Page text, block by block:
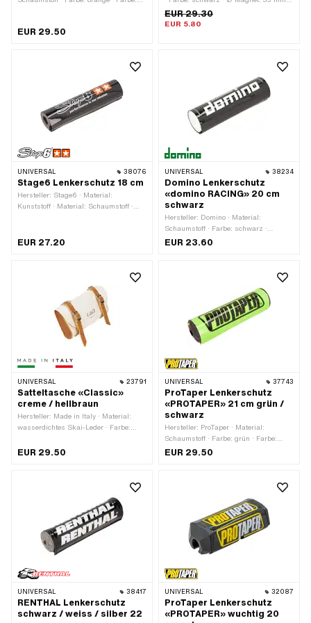
EUR 29.50
Höhe: 40 mm
EUR 29.30
EUR 5.80
UNIVERSAL 38076
Stage6 Lenkerschutz 18 cm
Hersteller: Stage6 · Material:
Kunststoff · Material: Schaumstoff ·
aussen: 40 mm · Gesamtlänge: 180
EUR 27.20
UNIVERSAL 38234
Domino Lenkerschutz
«domino RACING» 20 cm
schwarz
Hersteller: Domino · Material:
Schaumstoff · Farbe: schwarz ·
Gesamtlänge: 200 mm · Ø innen: 12
EUR 23.60
UNIVERSAL 23791
Satteltasche «Classic»
creme / hellbraun
Hersteller: Made in Italy · Material:
wasserdichtes Skai-Leder · Farbe:
Gesamtlänge: 165 mm · Breite: 40
EUR 29.50
UNIVERSAL 37743
ProTaper Lenkerschutz
«PROTAPER» 21 cm grün /
schwarz
Hersteller: ProTaper · Material:
Schaumstoff · Farbe: grün · Farbe:
schwarz · Gesamtlänge: 210 mm · Ø
EUR 29.50
UNIVERSAL 38417
RENTHAL Lenkerschutz
schwarz / weiss / silber 22
UNIVERSAL 32087
ProTaper Lenkerschutz
«PROTAPER» wuchtig 20